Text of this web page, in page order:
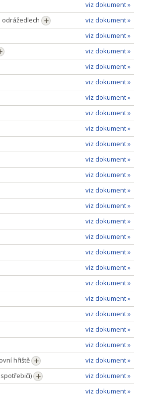
viz dokument »
viz dokument »
viz dokument »
viz dokument »
viz dokument »
viz dokument »
viz dokument »
viz dokument »
viz dokument »
viz dokument »
viz dokument »
viz dokument »
viz dokument »
viz dokument »
viz dokument »
viz dokument »
viz dokument »
viz dokument »
viz dokument »
viz dokument »
viz dokument »
viz dokument »
viz dokument »
hřiště
viz dokument »
viz dokument »
viz dokument »